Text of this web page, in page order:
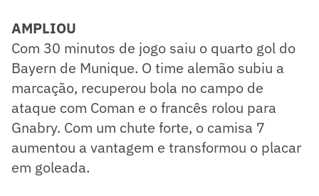
AMPLIOU
Com 30 minutos de jogo saiu o quarto gol do
Bayern de Munique. O time alemão subiu a
marcação, recuperou bola no campo de
ataque com Coman e o francês rolou para
Gnabry. Com um chute forte, o camisa 7
aumentou a vantagem e transformou o placar
em goleada.